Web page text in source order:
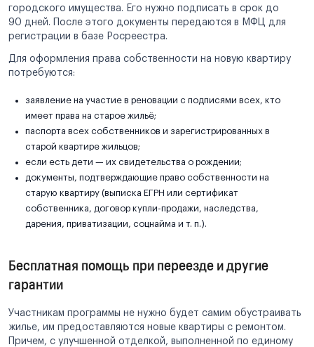
городского имущества. Его нужно подписать в срок до
90 дней. После этого документы передаются в МФЦ для
регистрации в базе Росреестра.
Для оформления права собственности на новую квартиру
потребуются:
заявление на участие в реновации с подписями всех, кто
имеет права на старое жильё;
паспорта всех собственников и зарегистрированных в
старой квартире жильцов;
если есть дети — их свидетельства о рождении;
документы, подтверждающие право собственности на
старую квартиру (выписка ЕГРН или сертификат
собственника, договор купли-продажи, наследства,
дарения, приватизации, соцнайма и т. п.).
Бесплатная помощь при переезде и другие
гарантии
Участникам программы не нужно будет самим обустраивать
жилье, им предоставляются новые квартиры с ремонтом.
Причем, с улучшенной отделкой, выполненной по единому